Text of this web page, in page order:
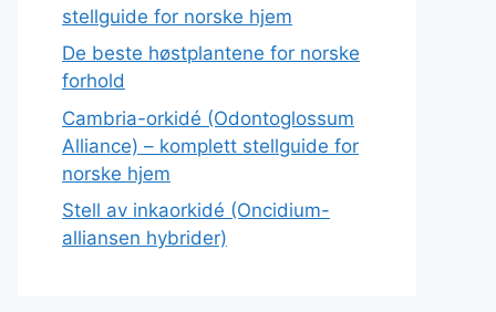
stellguide for norske hjem
De beste høstplantene for norske
forhold
Cambria-orkidé (Odontoglossum
Alliance) – komplett stellguide for
norske hjem
Stell av inkaorkidé (Oncidium-
alliansen hybrider)